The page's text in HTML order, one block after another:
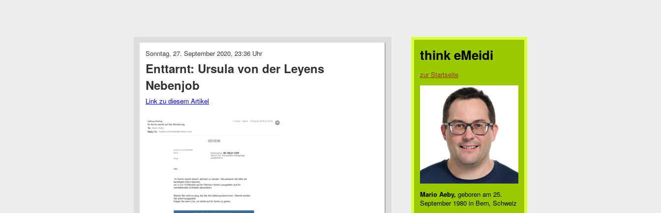
Sonntag, 27. September 2020, 23:36 Uhr
Enttarnt: Ursula von der Leyens
Nebenjob
Link zu diesem Artikel
think eMeidi
zur Startseite
Mario Aeby, geboren am 25.
September 1980 in Bern, Schweiz